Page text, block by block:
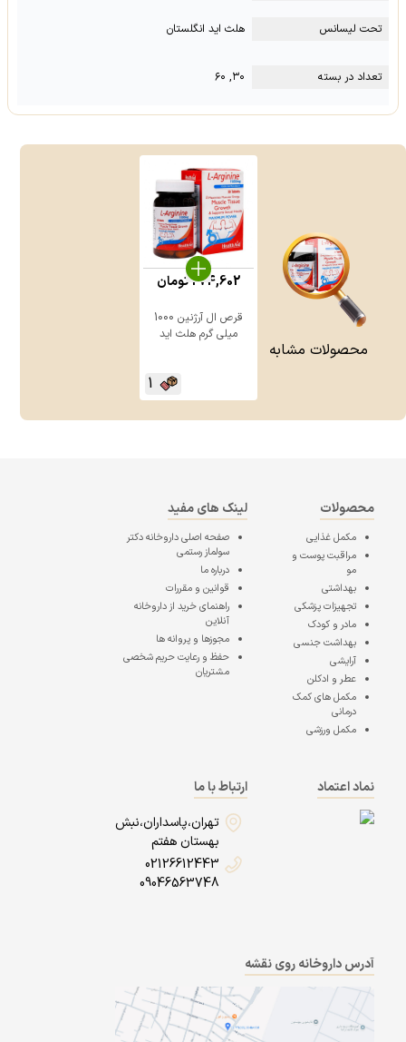
تحت لیسانس هلث اید انگلستان
تعداد در بسته ۳۰, ۶۰
محصولات مشابه
قرص ال آرژنین 1000
میلی گرم هلث اید
274,602تومان
1
محصولات
مکمل غذایی
مراقبت پوست و
مو
بهداشتی
تجهیزات پزشکی
مادر و کودک
بهداشت جنسی
آرایشی
عطر و ادکلن
مکمل های کمک
درمانی
مکمل ورزشی
لینک های مفید
صفحه اصلیداروخانه دکتر
سولماز رستمی
درباره ما
قوانین و مقررات
راهنمای خرید از داروخانه
آنلاین
مجوزها و پروانه ها
حفظ و رعایت حریم شخصی
مشتریان
نماد اعتماد
ارتباط با ما
تهران،پاسداران،نبش
بهستان هفتم
02126612443
09046563748
آدرس داروخانه روی نقشه